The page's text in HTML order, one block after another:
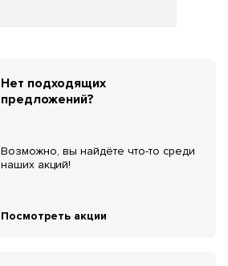
Нет подходящих
предложений?
Возможно, вы найдёте что-то среди
наших акций!
Посмотреть акции